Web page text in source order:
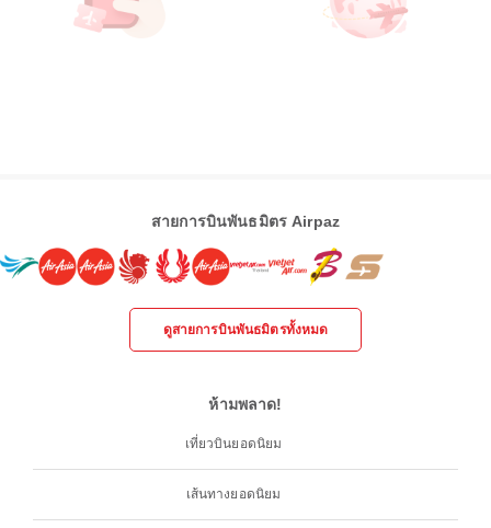
สายการบินพันธมิตร Airpaz
ดูสายการบินพันธมิตรทั้งหมด
ห้ามพลาด!
เที่ยวบินยอดนิยม
เส้นทางยอดนิยม